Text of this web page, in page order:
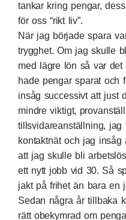
tankar kring pengar,
för oss “rikt liv”.
När jag började spara
trygghet. Om jag skulle
med lägre lön så var
hade pengar sparat och
insåg successivt att just
mindre viktigt,
tillsvidareanställning,
kontaktnät och jag
att jag skulle bli
ett nytt jobb vid 30. Så
jakt på frihet än bara en
Sedan några år tillbaka
rätt obekymrad om